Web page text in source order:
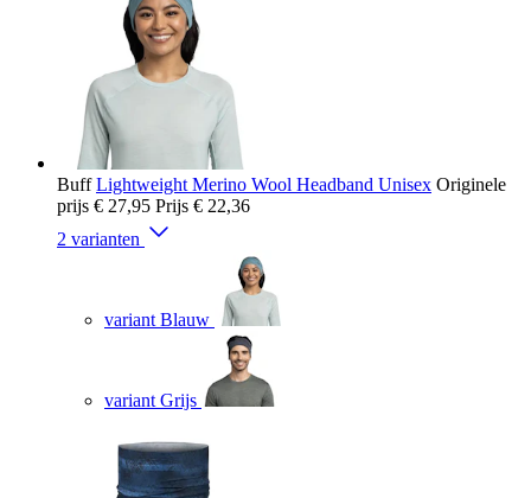
Buff Lightweight Merino Wool Headband Unisex Originele
prijs € 27,95 Prijs € 22,36
2 varianten
variant Blauw
variant Grijs